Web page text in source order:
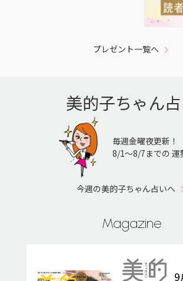
プレゼント一覧へ
美的子ちゃん
毎週金曜夜更新！
8/1〜8/7までの 運
今週の美的子ちゃん占いへ
Magazine
9